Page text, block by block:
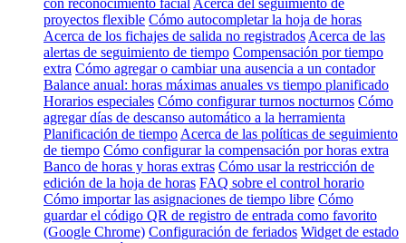
proyectos flexible Cómo autocompletar la hoja de horas
Acerca de los fichajes de salida no registrados Acerca de las
alertas de seguimiento de tiempo Compensación por tiempo
extra Cómo agregar o cambiar una ausencia a un contador
Balance anual: horas máximas anuales vs tiempo planificado
Horarios especiales Cómo configurar turnos nocturnos Cómo
agregar días de descanso automático a la herramienta
Planificación de tiempo Acerca de las políticas de seguimiento
de tiempo Cómo configurar la compensación por horas extra
Banco de horas y horas extras Cómo usar la restricción de
edición de la hoja de horas FAQ sobre el control horario
Cómo importar las asignaciones de tiempo libre Cómo
guardar el código QR de registro de entrada como favorito
(Google Chrome) Configuración de feriados Widget de estado